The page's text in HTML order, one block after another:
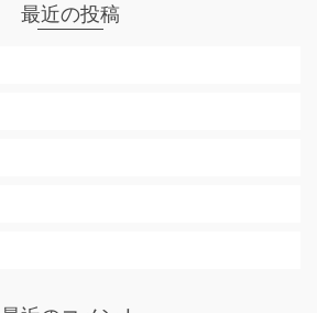
最近の投稿